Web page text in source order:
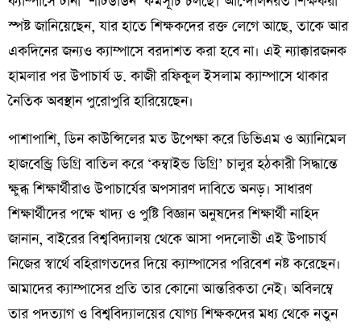
স্পষ্ট জানিয়েছেন, যার হাতে শিক্ষকদের রক্ত লেগে আছে, তাকে আর
একদিনের জন্যও ক্যাম্পাসে বরদাশত করা হবে না। এই ন্যাক্কারজনক
হামলার পর উপাচার্য ড. কাজী রফিকুল ইসলাম ক্যাম্পাসে থাকার
নৈতিক অবস্থান পুরোপুরি হারিয়েছেন।
​পাশাপাশি, ডিন কাউন্সিলের মত উপেক্ষা করে ডিভিএম ও অ্যানিমেল
হাজবেন্ড্রি ডিগ্রি বাতিল করে ‘কম্বাইন্ড ডিগ্রি’ চালুর হঠকারী সিদ্ধান্তে
ক্ষুব্ধ শিক্ষার্থীরাও উপাচার্যের অপসারণ দাবিতে অনড়। সাধারণ
শিক্ষার্থীদের পক্ষে খাদ্য ও পুষ্টি বিজ্ঞান অনুষদের শিক্ষার্থী নাহিদ
জানান, বাইরের বিশ্ববিদ্যালয় থেকে আসা পদলোভী এই উপাচার্য
নিজের স্বার্থে বহিরাগতদের দিয়ে ক্যাম্পাসের পরিবেশ নষ্ট করেছেন।
আমাদের ক্যাম্পাসের প্রতি তার কোনো আন্তরিকতা নেই। অবিলম্বে
তার পদত্যাগ ও বিশ্ববিদ্যালয়ের যোগ্য শিক্ষকদের মধ্য থেকে নতুন